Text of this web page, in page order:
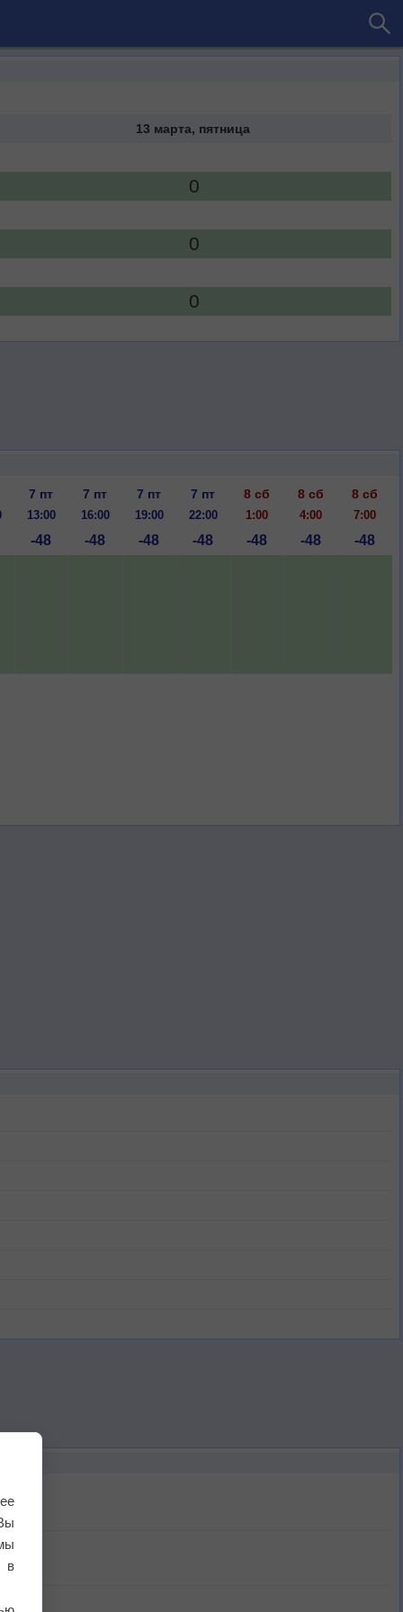
13 марта, пятница
0
0
0
7 пт 7 пт 7 пт 7 пт 8 сб 8 сб 8 сб
13:00 16:00 19:00 22:00 1:00 4:00 7:00
-48 -48 -48 -48 -48 -48 -48